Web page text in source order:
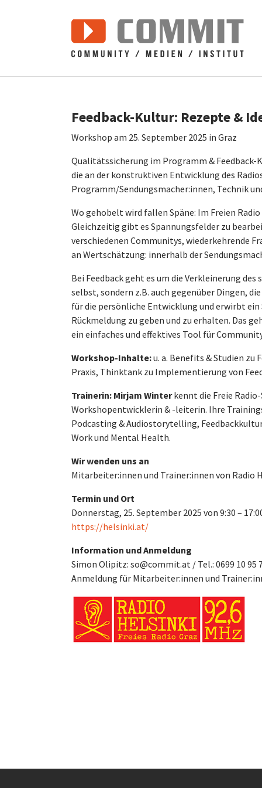
Feedback-Kultur: Rezepte &
Workshop am 25. September 2025 in Graz
Qualitätssicherung im Programm & Feedback-
die an der konstruktiven Entwicklung des
Programm/Sendungsmacher:innen, Technik
Wo gehobelt wird fallen Späne: Im Freien
Gleichzeitig gibt es Spannungsfelder zu
verschiedenen Communitys, wiederkehrende
an Wertschätzung: innerhalb der
Bei Feedback geht es um die Verkleinerung
selbst, sondern z.B. auch gegenüber Dingen,
für die persönliche Entwicklung und erwirbt
Rückmeldung zu geben und zu erhalten. Das
ein einfaches und effektives Tool für
Workshop-Inhalte:u. a. Benefits & Studien zu
Praxis, Thinktank zu Implementierung von
Trainerin: Mirjam Winterkennt die Freie
Workshopentwicklerin & -leiterin. Ihre
Podcasting & Audiostorytelling,
Work und Mental Health.
Wir wenden uns an
Mitarbeiter:innen und Trainer:innen von Radio
Termin und Ort
Donnerstag, 25. September 2025 von 9:30 –
https://helsinki.at/
Information und Anmeldung
Simon Olipitz: so@commit.at / Tel.: 0699 10 95
Anmeldung für Mitarbeiter:innen und